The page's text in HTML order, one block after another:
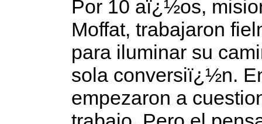
Por 10 aï¿½os,
Moffat, trabajaron
para iluminar su
sola conversiï¿½n.
empezaron a